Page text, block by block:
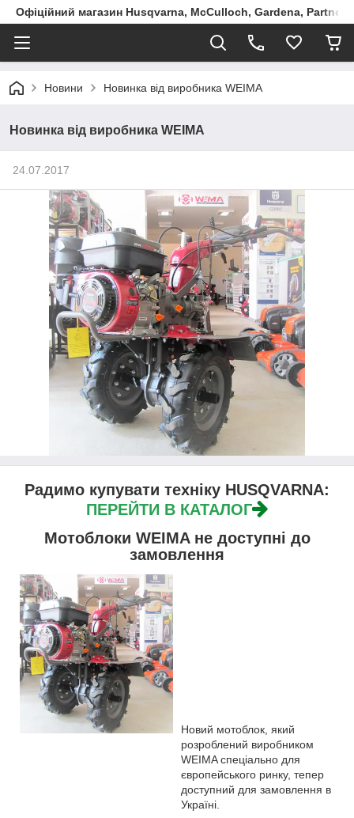
Офіційний магазин Husqvarna, McCulloch, Gardena, Partner
Новини Новинка від виробника WEIMA
Новинка від виробника WEIMA
24.07.2017
Радимо купувати техніку HUSQVARNA:
ПЕРЕЙТИ В КАТАЛОГ
Мотоблоки WEIMA не доступні до
замовлення
Новий мотоблок, який
розроблений виробником
WEIMA спеціально для
європейського ринку, тепер
доступний для замовлення в
Україні.